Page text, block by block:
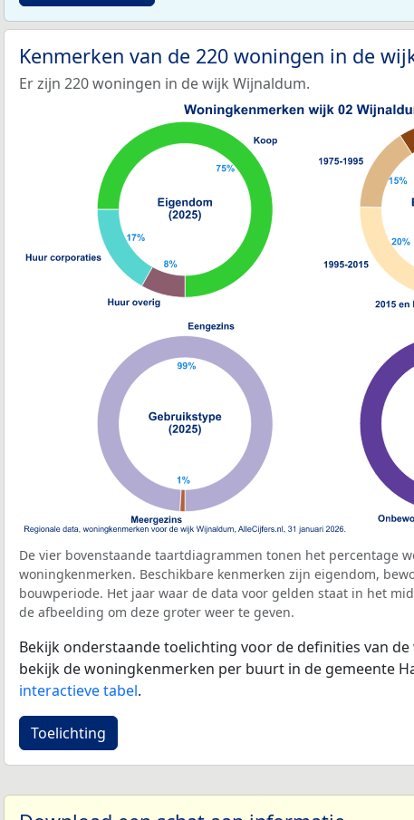
Kenmerken van de 220 woningen in de
Er zijn 220 woningen in de wijk Wijnaldum.
De vier bovenstaande taartdiagrammen tonen het percentage
woningkenmerken. Beschikbare kenmerken zijn eigendom,
bouwperiode. Het jaar waar de data voor gelden staat in het
de afbeelding om deze groter weer te geven.
Bekijk onderstaande toelichting voor de definities van
bekijk de woningkenmerken per buurt in de gemeente
interactieve tabel.
Toelichting